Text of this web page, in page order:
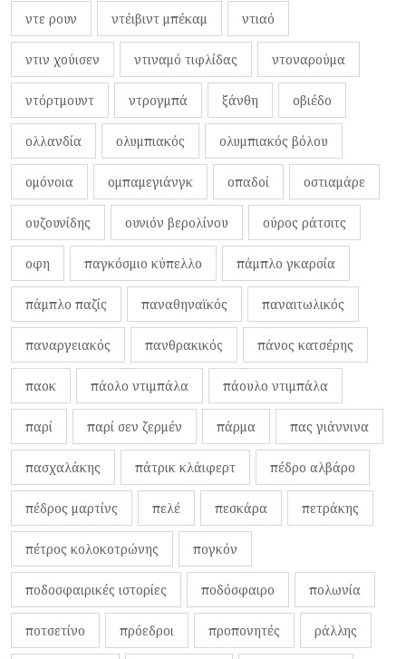
ντε ρουν ντέιβιντ μπέκαμ ντιαό
ντιν χούισεν ντιναμό τιφλίδας ντοναρούμα
ντόρτμουντ ντρογμπά ξάνθη οβιέδο
ολλανδία ολυμπιακός ολυμπιακός βόλου
ομόνοια ομπαμεγιάνγκ οπαδοί οστιαμάρε
ουζουνίδης ουνιόν βερολίνου ούρος ράτσιτς
οφη παγκόσμιο κύπελλο πάμπλο γκαρσία
πάμπλο παζίς παναθηναϊκός παναιτωλικός
παναργειακός πανθρακικός πάνος κατσέρης
παοκ πάολο ντιμπάλα πάουλο ντιμπάλα
παρί παρί σεν ζερμέν πάρμα πας γιάννινα
πασχαλάκης πάτρικ κλάιφερτ πέδρο αλβάρο
πέδρος μαρτίνς πελέ πεσκάρα πετράκης
πέτρος κολοκοτρώνης πογκόν
ποδοσφαιρικές ιστορίες ποδόσφαιρο πολωνία
ποτσετίνο πρόεδροι προπονητές ράλλης